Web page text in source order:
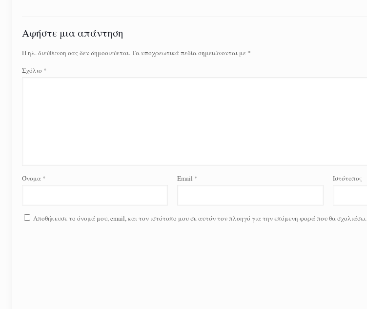
Αφήστε μια απάντηση
Η ηλ. διεύθυνση σας δεν δημοσιεύεται.Τα υποχρεωτικά πεδία σημειώνονται με *
Σχόλιο *
Όνομα * Email * Ιστότοπος
Αποθήκευσε το όνομά μου, email, και τον ιστότοπο μου σε αυτόν τον πλοηγό για την επόμενη φορά που θα σχολιάσω.